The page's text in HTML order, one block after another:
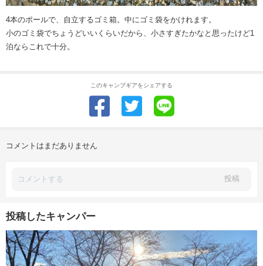
4本のポールで、自立するゴミ箱。中にゴミ袋をかけれます。
小のゴミ袋でちょうどいいくらいだから、小さすぎたかなと思ったけど1
泊ならこれで十分。
このキャンプギアをシェアする
コメントはまだありません
投稿
投稿したキャンパー